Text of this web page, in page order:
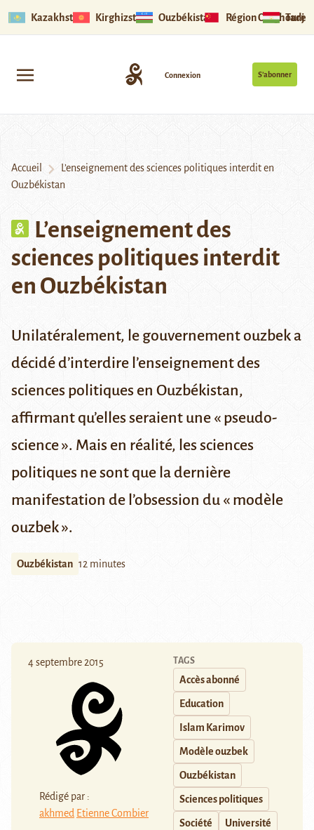
Kazakhstan Kirghizstan Ouzbékistan Région Ouïghoure
S’abonner
Connexion
Accueil
L’enseignement des sciences politiques interdit en
Ouzbékistan
L’enseignement des
sciences politiques interdit
en Ouzbékistan
Unilatéralement, le gouvernement ouzbek a
décidé d’interdire l’enseignement des
sciences politiques en Ouzbékistan,
affirmant qu’elles seraient une « pseudo-
science ». Mais en réalité, les sciences
politiques ne sont que la dernière
manifestation de l’obsession du « modèle
ouzbek ».
Ouzbékistan 12 minutes
4 septembre 2015
Rédigé par :
akhmed Etienne Combier
TAGS
Accès abonné
Education
Islam Karimov
Modèle ouzbek
Ouzbékistan
Sciences politiques
Société Université